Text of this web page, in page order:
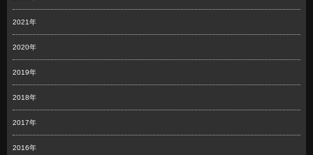
2021年
2020年
2019年
2018年
2017年
2016年